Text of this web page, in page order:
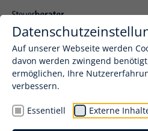
Auf unserer Webseite werden
davon werden zwingend
ermöglichen, Ihre
verbessern.
Essentiell Externe